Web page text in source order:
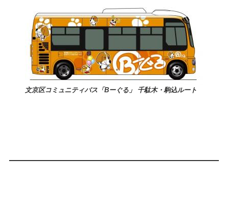
文京区コミュニティバス「Bーぐる」 千駄木・駒込ルート